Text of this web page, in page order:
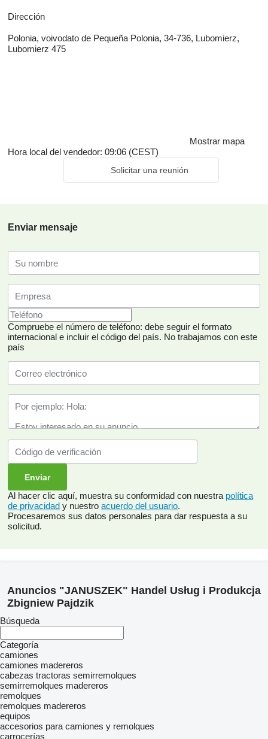
Dirección
Polonia, voivodato de Pequeña Polonia, 34-736, Lubomierz,
Lubomierz 475
Mostrar mapa
Hora local del vendedor: 09:06 (CEST)
Solicitar una reunión
Enviar mensaje
Compruebe el número de teléfono: debe seguir el formato
internacional e incluir el código del país. No trabajamos con este
país
Al hacer clic aquí, muestra su conformidad con nuestra política
de privacidad y nuestro acuerdo del usuario.
Procesaremos sus datos personales para dar respuesta a su
solicitud.
Anuncios "JANUSZEK" Handel Usług i Produkcja
Zbigniew Pajdzik
Búsqueda
Categoría
camiones
camiones madereros
cabezas tractoras semirremolques
semirremolques madereros
remolques
remolques madereros
equipos
accesorios para camiones y remolques
carrocerías